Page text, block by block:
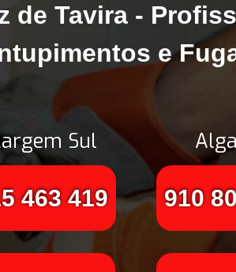
de Tavira -
e
Sul
463 419 910